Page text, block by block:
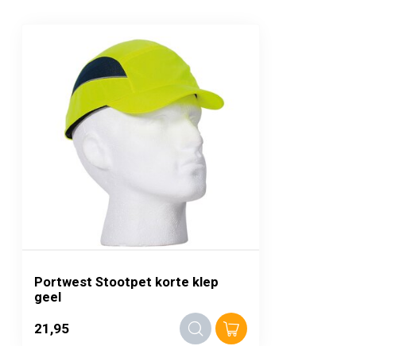
Portwest Stootpet korte klep
geel
21,95